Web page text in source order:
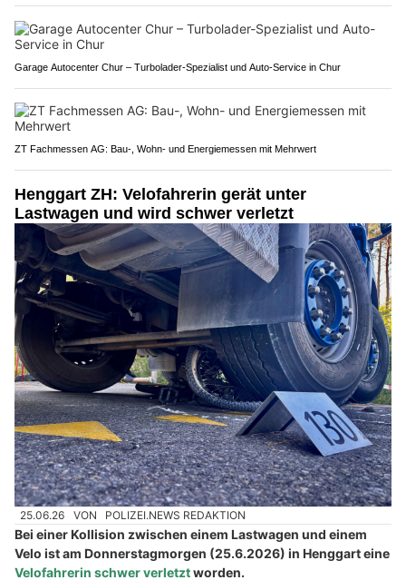
Garage Autocenter Chur – Turbolader-Spezialist und Auto-Service in Chur
ZT Fachmessen AG: Bau-, Wohn- und Energiemessen mit Mehrwert
Henggart ZH: Velofahrerin gerät unter
Lastwagen und wird schwer verletzt
25.06.26 VON POLIZEI.NEWS REDAKTION
Bei einer Kollision zwischen einem Lastwagen und einem
Velo ist am Donnerstagmorgen (25.6.2026) in Henggart eine
Velofahrerin schwer verletztworden.